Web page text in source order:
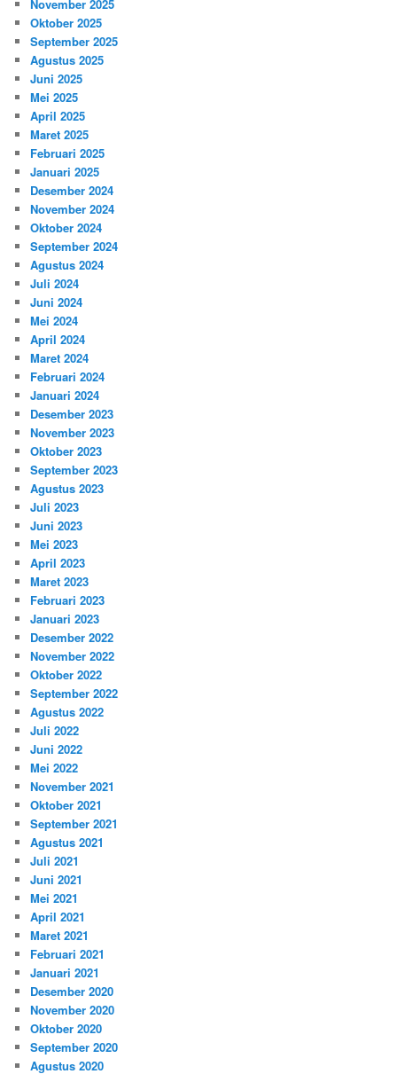
November 2025
Oktober 2025
September 2025
Agustus 2025
Juni 2025
Mei 2025
April 2025
Maret 2025
Februari 2025
Januari 2025
Desember 2024
November 2024
Oktober 2024
September 2024
Agustus 2024
Juli 2024
Juni 2024
Mei 2024
April 2024
Maret 2024
Februari 2024
Januari 2024
Desember 2023
November 2023
Oktober 2023
September 2023
Agustus 2023
Juli 2023
Juni 2023
Mei 2023
April 2023
Maret 2023
Februari 2023
Januari 2023
Desember 2022
November 2022
Oktober 2022
September 2022
Agustus 2022
Juli 2022
Juni 2022
Mei 2022
November 2021
Oktober 2021
September 2021
Agustus 2021
Juli 2021
Juni 2021
Mei 2021
April 2021
Maret 2021
Februari 2021
Januari 2021
Desember 2020
November 2020
Oktober 2020
September 2020
Agustus 2020